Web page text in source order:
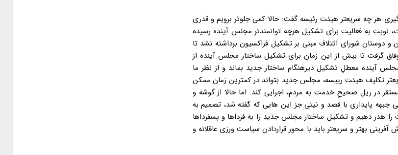
هر چه سریعتر هیئت رئیسه گفت: حالا کمی جلوتر برویم و قدری
نوبت به فعالیت برای تشکیل هرچه توانمندتر مجلس آینده رسیده
سال ۹۸ گام اساسی توسط منتخبین و دوستان شورای ائتلاف مبنی بر تشکیل فراکسیون برداشته نشد تا
عنوان وفاق گرفت تا بیش از این زمان برای تشکیل ساختار مجلس آینده از
آینده معطلِ تشکیل دیرهنگام ساختار جدید بماند و از نظر ما
تکلیف هیئت رییسه، مجلس جدید بتواند در کمترین زمان ممکن
در ریلِ صحیحِ خدمت به مردم، اجرایی کند. اما حالا از گوشه و
پایداری با قصد و نیتی جز این هایی که گفته شد، تصمیم به
هدر دهیم و تشکیل ساختار مجلس جدید را به فرداها و پسفرداها
بهتر و سریعتر باید با محور قراردادن سیاست ورزی عاقلانه و